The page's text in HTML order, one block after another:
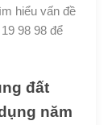
hiểu vấn đề
98 98 để
đất
năm